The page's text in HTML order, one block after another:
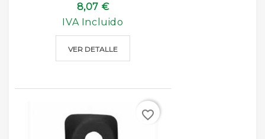
8,07 €
IVA Incluido
VER DETALLE
favorite_border